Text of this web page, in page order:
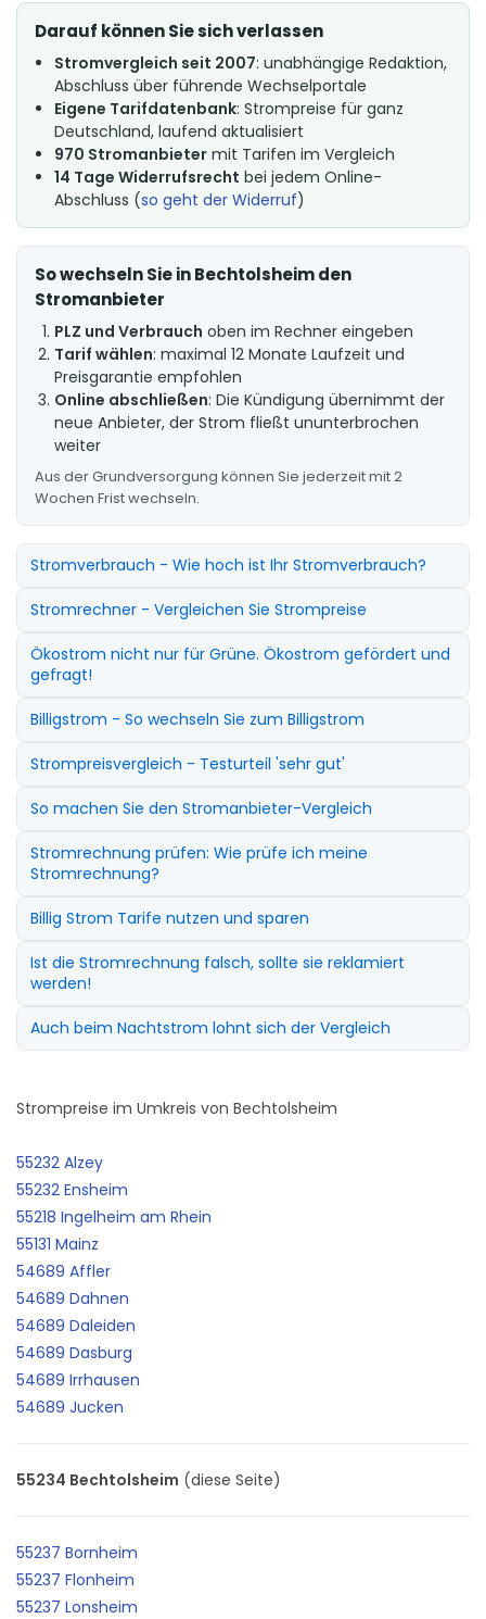
Darauf können Sie sich verlassen
Stromvergleich seit 2007: unabhängige Redaktion,
Abschluss über führende Wechselportale
Eigene Tarifdatenbank: Strompreise für ganz
Deutschland, laufend aktualisiert
970 Stromanbieter mit Tarifen im Vergleich
14 Tage Widerrufsrecht bei jedem Online-
Abschluss (so geht der Widerruf)
So wechseln Sie in Bechtolsheim den
Stromanbieter
PLZ und Verbrauch oben im Rechner eingeben
Tarif wählen: maximal 12 Monate Laufzeit und
Preisgarantie empfohlen
Online abschließen: Die Kündigung übernimmt der
neue Anbieter, der Strom fließt ununterbrochen
weiter
Aus der Grundversorgung können Sie jederzeit mit 2
Wochen Frist wechseln.
Stromverbrauch - Wie hoch ist Ihr Stromverbrauch?
Stromrechner - Vergleichen Sie Strompreise
Ökostrom nicht nur für Grüne. Ökostrom gefördert und
gefragt!
Billigstrom - So wechseln Sie zum Billigstrom
Strompreisvergleich - Testurteil 'sehr gut'
So machen Sie den Stromanbieter-Vergleich
Stromrechnung prüfen: Wie prüfe ich meine
Stromrechnung?
Billig Strom Tarife nutzen und sparen
Ist die Stromrechnung falsch, sollte sie reklamiert
werden!
Auch beim Nachtstrom lohnt sich der Vergleich
Strompreise im Umkreis von Bechtolsheim
55232 Alzey
55232 Ensheim
55218 Ingelheim am Rhein
55131 Mainz
54689 Affler
54689 Dahnen
54689 Daleiden
54689 Dasburg
54689 Irrhausen
54689 Jucken
55234 Bechtolsheim (diese Seite)
55237 Bornheim
55237 Flonheim
55237 Lonsheim